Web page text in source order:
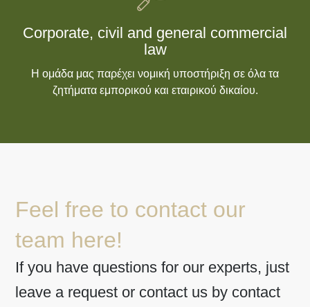
Corporate, civil and general commercial
law
Η ομάδα μας παρέχει νομική υποστήριξη σε όλα τα
ζητήματα εμπορικού και εταιρικού δικαίου.
Feel free to contact our
team here!
If you have questions for our experts, just
leave a request or contact us by contact